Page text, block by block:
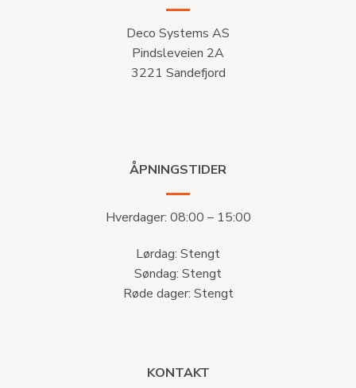
Deco Systems AS
Pindsleveien 2A
3221 Sandefjord
ÅPNINGSTIDER
Hverdager: 08:00 – 15:00
Lørdag: Stengt
Søndag: Stengt
Røde dager: Stengt
KONTAKT